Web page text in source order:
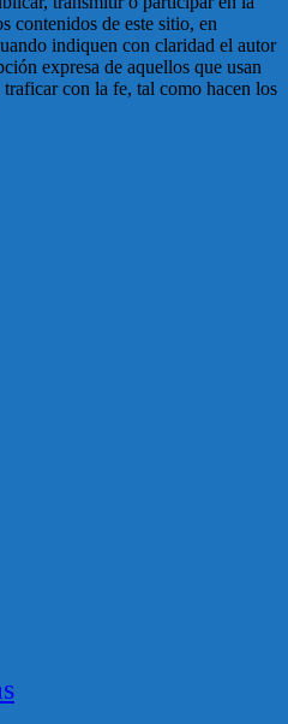
contenidos de este sitio, en
indiquen con claridad el autor
expresa de aquellos que usan
con la fe, tal como hacen los